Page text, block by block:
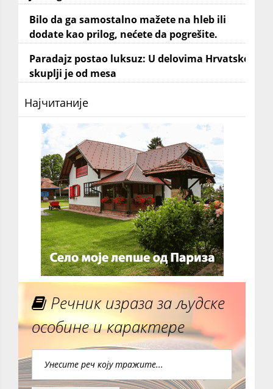
Bilo da ga samostalno mažete na hleb ili
dodate kao prilog, nećete da pogrešite.
Paradajz postao luksuz: U delovima Hrvatske
skuplji je od mesa
Најчитаније
Речник израза за људске
особине и карактере